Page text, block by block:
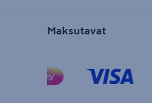
Maksutavat